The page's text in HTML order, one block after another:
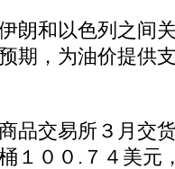
和以色列之间
期，为油价提供
交易所３月交
１００.７４美元